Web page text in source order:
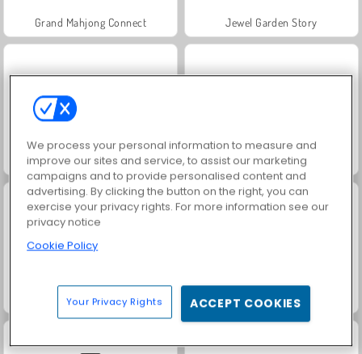
Grand Mahjong Connect Jewel Garden Story
Juice Merge Trollface Quest: USA 2
Masha and the Bear: Meadows Scala 40
We process your personal information to measure and
improve our sites and service, to assist our marketing
campaigns and to provide personalised content and
advertising. By clicking the button on the right, you can
exercise your privacy rights. For more information see our
privacy notice
Cookie Policy
Your Privacy Rights ACCEPT COOKIES